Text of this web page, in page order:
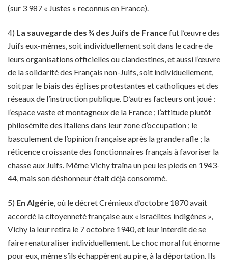
(sur 3 987 « Justes » reconnus en France).
4) La sauvegarde des ¾ des Juifs de Francefut l’œuvre des
Juifs eux-mêmes, soit individuellement soit dans le cadre de
leurs organisations officielles ou clandestines, et aussi l’œuvre
de la solidarité des Français non-Juifs, soit individuellement,
soit par le biais des églises protestantes et catholiques et des
réseaux de l’instruction publique. D’autres facteurs ont joué :
l’espace vaste et montagneux de la France ; l’attitude plutôt
philosémite des Italiens dans leur zone d’occupation ; le
basculement de l’opinion française après la grande rafle ; la
réticence croissante des fonctionnaires français à favoriser la
chasse aux Juifs. Même Vichy traîna un peu les pieds en 1943-
44, mais son déshonneur était déjà consommé.
5) En Algérie, où le décret Crémieux d’octobre 1870 avait
accordé la citoyenneté française aux « israélites indigènes »,
Vichy la leur retira le 7 octobre 1940, et leur interdit de se
faire renaturaliser individuellement. Le choc moral fut énorme
pour eux, même s’ils échappèrent au pire, à la déportation. Ils